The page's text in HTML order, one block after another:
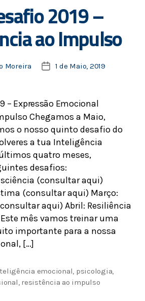
2019 –
ao Impulso
Moreira 1 de Maio, 2019
Chegamos a Maio,
o nosso quinto desafio do
a tua Inteligência
quatro meses,
desafios:
(consultar aqui)
(consultar aqui) Março:
aqui) Abril: Resiliência
mês vamos treinar uma
importante para a nossa
[…]
emocional, psicologia,
, resistência ao impulso